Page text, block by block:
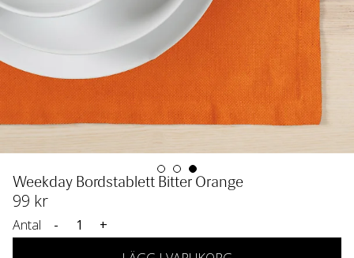
Weekday Bordstablett Bitter Orange
99 kr
Antal -
+